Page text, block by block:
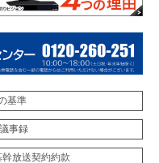
基準
事録
放送契約約款